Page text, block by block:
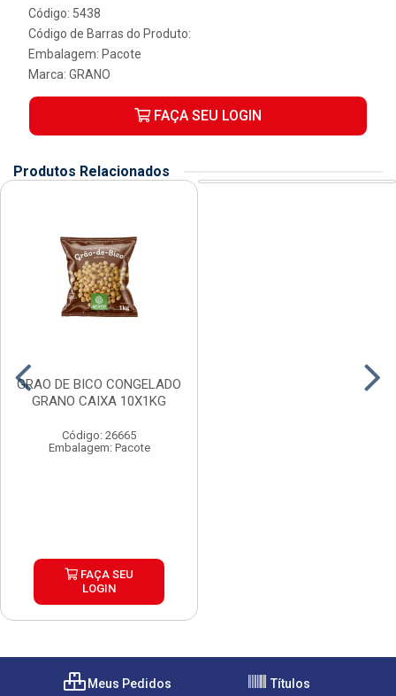
Código: 5438
Código de Barras do Produto:
Embalagem: Pacote
Marca: GRANO
FAÇA SEU LOGIN
Produtos Relacionados
GRAO DE BICO CONGELADO
GRANO CAIXA 10X1KG
Código: 26665
Embalagem: Pacote
FAÇA SEU
LOGIN
Meus Pedidos Títulos